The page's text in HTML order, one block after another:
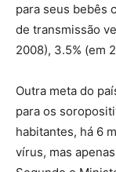
para seus bebês
de transmissão
2008), 3.5% (em
Outra meta do
para os
habitantes, há 6
vírus, mas